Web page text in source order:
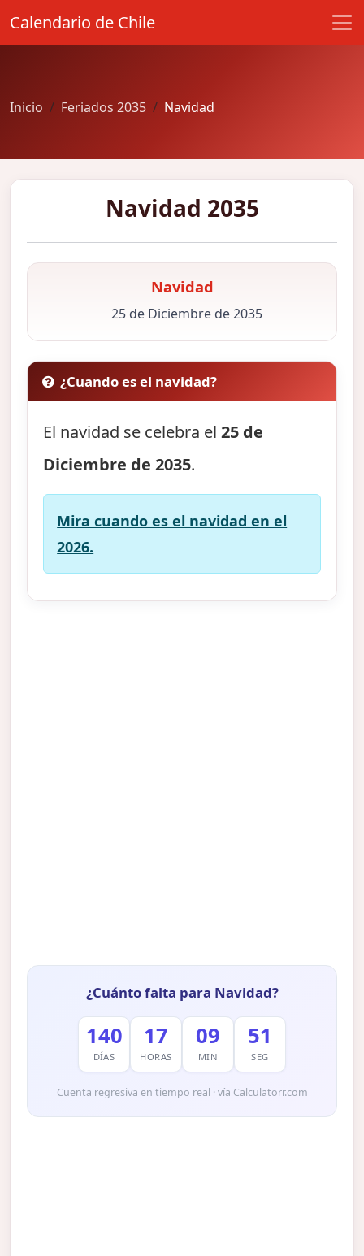
Calendario de Chile
Inicio Feriados 2035 Navidad
Navidad 2035
Navidad
25 de Diciembre de 2035
¿Cuando es el navidad?
El navidad se celebra el25 de
Diciembre de 2035.
Mira cuando es el navidad en el
2026.
¿Cuánto falta para Navidad?
140
DÍAS
17
HORAS
09
MIN
50
SEG
Cuenta regresiva en tiempo real · vía Calculatorr.com